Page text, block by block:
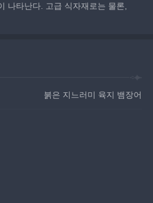
나타난다. 고급 식자재로는 물론,
붉은 지느러미 육지 뱀장어